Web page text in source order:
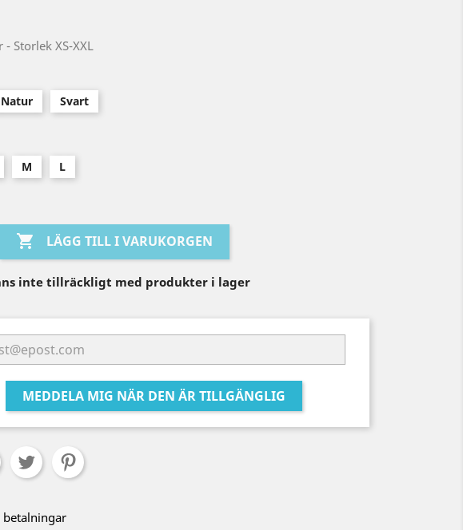
Storlek XS-XXL
Natur Svart
M L
 LÄGG TILL I VARUKORGEN
inte tillräckligt med produkter i lager
MEDDELA MIG NÄR DEN ÄR TILLGÄNGLIG
betalningar